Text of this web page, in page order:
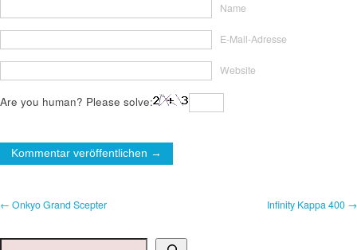
Name
E-Mail-Adresse
Website
Are you human? Please solve:
← Onkyo Grand Scepter Infinity Kappa 400 →
Suchen